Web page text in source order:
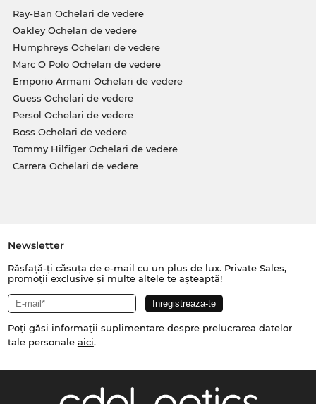
Ray-Ban Ochelari de vedere
Oakley Ochelari de vedere
Humphreys Ochelari de vedere
Marc O Polo Ochelari de vedere
Emporio Armani Ochelari de vedere
Guess Ochelari de vedere
Persol Ochelari de vedere
Boss Ochelari de vedere
Tommy Hilfiger Ochelari de vedere
Carrera Ochelari de vedere
Newsletter
Răsfață-ți căsuța de e-mail cu un plus de lux. Private Sales,
promoții exclusive și multe altele te așteaptă!
Poți găsi informații suplimentare despre prelucrarea datelor
tale personale aici.